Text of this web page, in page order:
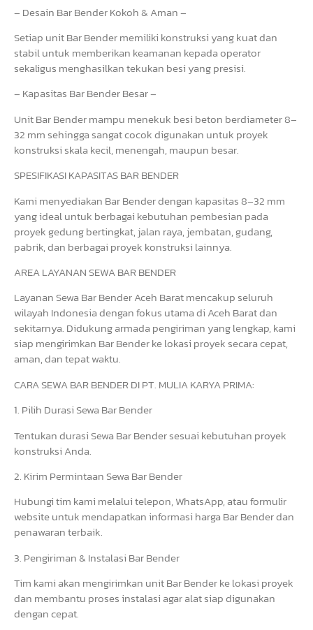
– Desain Bar Bender Kokoh & Aman –
Setiap unit Bar Bender memiliki konstruksi yang kuat dan
stabil untuk memberikan keamanan kepada operator
sekaligus menghasilkan tekukan besi yang presisi.
– Kapasitas Bar Bender Besar –
Unit Bar Bender mampu menekuk besi beton berdiameter 8–
32 mm sehingga sangat cocok digunakan untuk proyek
konstruksi skala kecil, menengah, maupun besar.
SPESIFIKASI KAPASITAS BAR BENDER
Kami menyediakan Bar Bender dengan kapasitas 8–32 mm
yang ideal untuk berbagai kebutuhan pembesian pada
proyek gedung bertingkat, jalan raya, jembatan, gudang,
pabrik, dan berbagai proyek konstruksi lainnya.
AREA LAYANAN SEWA BAR BENDER
Layanan Sewa Bar Bender Aceh Barat mencakup seluruh
wilayah Indonesia dengan fokus utama di Aceh Barat dan
sekitarnya. Didukung armada pengiriman yang lengkap, kami
siap mengirimkan Bar Bender ke lokasi proyek secara cepat,
aman, dan tepat waktu.
CARA SEWA BAR BENDER DI PT. MULIA KARYA PRIMA:
1. Pilih Durasi Sewa Bar Bender
Tentukan durasi Sewa Bar Bender sesuai kebutuhan proyek
konstruksi Anda.
2. Kirim Permintaan Sewa Bar Bender
Hubungi tim kami melalui telepon, WhatsApp, atau formulir
website untuk mendapatkan informasi harga Bar Bender dan
penawaran terbaik.
3. Pengiriman & Instalasi Bar Bender
Tim kami akan mengirimkan unit Bar Bender ke lokasi proyek
dan membantu proses instalasi agar alat siap digunakan
dengan cepat.